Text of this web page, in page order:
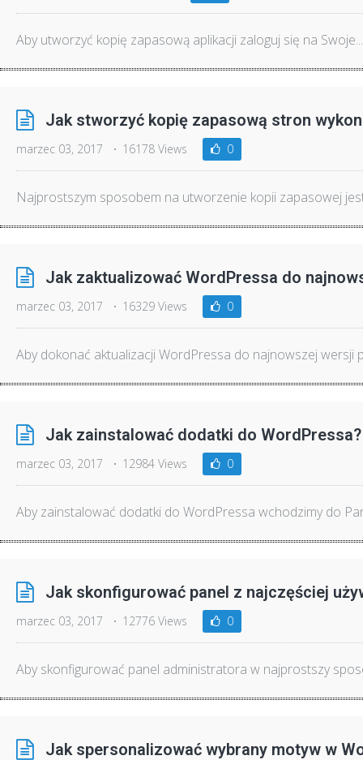
Aby utworzyć kopię zapasową aplikacji zaloguj się na Swoje...
Jak stworzyć kopię zapasową stron
marzec 03, 2017 16178 Views 0
Najprostszym sposobem na utworzenie kopii zapasowej
Jak zaktualizować WordPressa do
marzec 03, 2017 16329 Views 0
Aby dokonać aktualizacji WordPressa do najnowszej wersji
Jak zainstalować dodatki do WordPressa?
marzec 03, 2017 12984 Views 0
Aby zainstalować dodatki do WordPressa wchodzimy do
Jak skonfigurować panel z najczęściej
marzec 03, 2017 12776 Views 0
Aby skonfigurować panel administratora w najprostszy
Jak spersonalizować wybrany motyw w